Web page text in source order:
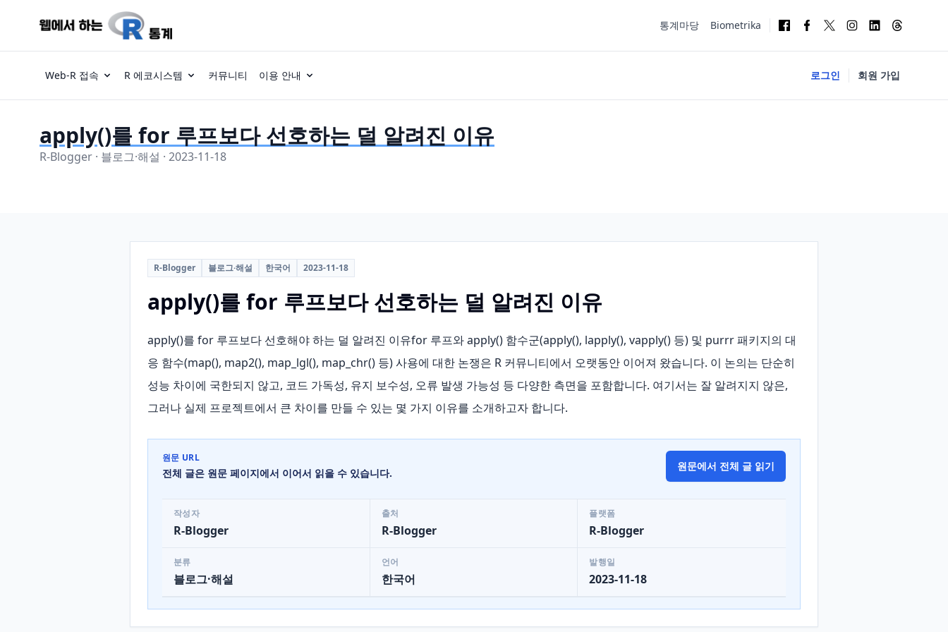
통계마당 Biometrika
Web-R 접속 R 에코시스템 커뮤니티 이용 안내 로그인 회원 가입
apply()를 for 루프보다 선호하는 덜 알려진 이유
R-Blogger · 블로그·해설 · 2023-11-18
R-Blogger 블로그·해설 한국어 2023-11-18
apply()를 for 루프보다 선호하는 덜 알려진 이유
apply()를 for 루프보다 선호해야 하는 덜 알려진 이유for 루프와 apply() 함수군(apply(), lapply(), vapply() 등) 및 purrr 패키지의 대
응 함수(map(), map2(), map_lgl(), map_chr() 등) 사용에 대한 논쟁은 R 커뮤니티에서 오랫동안 이어져 왔습니다. 이 논의는 단순히
성능 차이에 국한되지 않고, 코드 가독성, 유지 보수성, 오류 발생 가능성 등 다양한 측면을 포함합니다. 여기서는 잘 알려지지 않은,
그러나 실제 프로젝트에서 큰 차이를 만들 수 있는 몇 가지 이유를 소개하고자 합니다.
원문 URL
전체 글은 원문 페이지에서 이어서 읽을 수 있습니다.
원문에서 전체 글 읽기
작성자
R-Blogger
출처
R-Blogger
플랫폼
R-Blogger
분류
블로그·해설
언어
한국어
발행일
2023-11-18